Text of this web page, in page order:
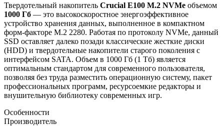
Твердотельный накопитель Crucial E100 M.2 NVMe объемом
1000 Гб — это высокоскоростное энергоэффективное
устройство хранения данных, выполненное в компактном
форм-факторе M.2 2280. Работая по протоколу NVMe, данный
SSD оставляет далеко позади классические жесткие диски
(HDD) и твердотельные накопители старого поколения с
интерфейсом SATA. Объем в 1000 Гб (1 Тб) является
оптимальным стандартом для современного пользователя,
позволяя без труда разместить операционную систему, пакет
профессиональных программ, ресурсоемкие редакторы и
внушительную библиотеку современных игр.
Особенности
Производитель